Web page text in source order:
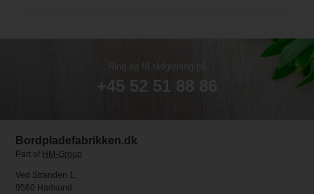
Ring og få rådgivning på
+45 52 51 88 86
Bordpladefabrikken.dk
Part of HM-Group
Ved Stranden 1,
9560 Hadsund